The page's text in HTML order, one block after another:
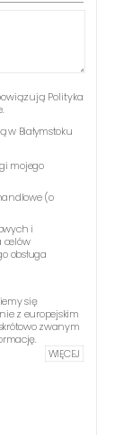
Polityka
w Białymstoku
mojego
(o
i
celów
obsługa
się
z europejskim
zwanym
WIĘCEJ